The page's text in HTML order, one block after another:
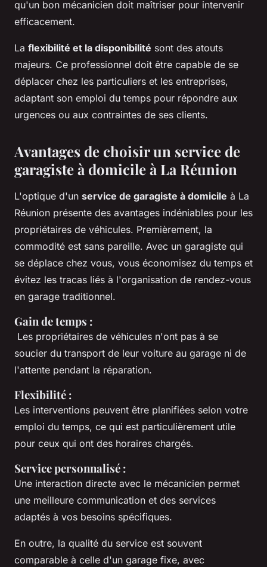
qu'un bon mécanicien doit maîtriser pour intervenir
efficacement.
La flexibilité et la disponibilité sont des atouts
majeurs. Ce professionnel doit être capable de se
déplacer chez les particuliers et les entreprises,
adaptant son emploi du temps pour répondre aux
urgences ou aux contraintes de ses clients.
Avantages de choisir un service de
garagiste à domicile à La Réunion
L'optique d'un service de garagiste à domicile à La
Réunion présente des avantages indéniables pour les
propriétaires de véhicules. Premièrement, la
commodité est sans pareille. Avec un garagiste qui
se déplace chez vous, vous économisez du temps et
évitez les tracas liés à l'organisation de rendez-vous
en garage traditionnel.
Gain de temps :
Les propriétaires de véhicules n'ont pas à se
soucier du transport de leur voiture au garage ni de
l'attente pendant la réparation.
Flexibilité :
Les interventions peuvent être planifiées selon votre
emploi du temps, ce qui est particulièrement utile
pour ceux qui ont des horaires chargés.
Service personnalisé :
Une interaction directe avec le mécanicien permet
une meilleure communication et des services
adaptés à vos besoins spécifiques.
En outre, la qualité du service est souvent
comparable à celle d'un garage fixe, avec